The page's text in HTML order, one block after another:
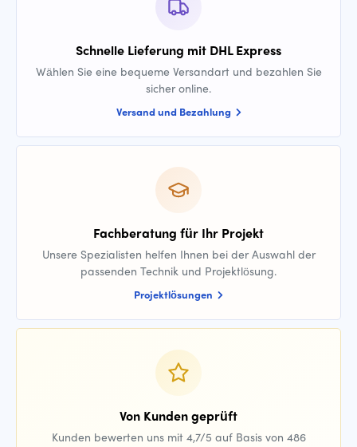
Schnelle Lieferung mit DHL Express
Wählen Sie eine bequeme Versandart und bezahlen Sie
sicher online.
Versand und Bezahlung
Fachberatung für Ihr Projekt
Unsere Spezialisten helfen Ihnen bei der Auswahl der
passenden Technik und Projektlösung.
Projektlösungen
Von Kunden geprüft
Kunden bewerten uns mit 4,7/5 auf Basis von 486